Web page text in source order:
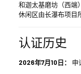
和迦太基磨坊（西端
休闲区由长瀑布项目
认证历史
2026年7月10日： 申